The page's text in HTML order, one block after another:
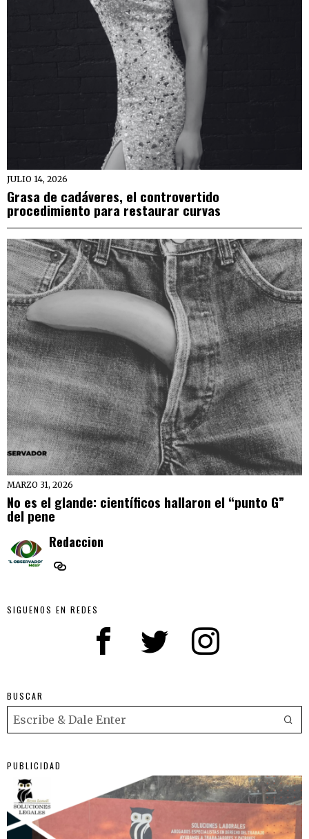
JULIO 14, 2026
Grasa de cadáveres, el controvertido
procedimiento para restaurar curvas
MARZO 31, 2026
No es el glande: científicos hallaron el “punto G”
del pene
Redaccion
SIGUENOS EN REDES
BUSCAR
PUBLICIDAD